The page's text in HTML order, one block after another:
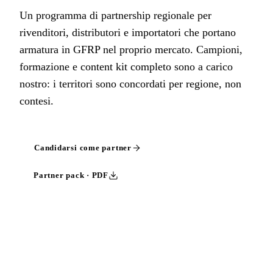
Un programma di partnership regionale per
rivenditori, distributori e importatori che portano
armatura in GFRP nel proprio mercato. Campioni,
formazione e content kit completo sono a carico
nostro: i territori sono concordati per regione, non
contesi.
Candidarsi come partner
Partner pack · PDF